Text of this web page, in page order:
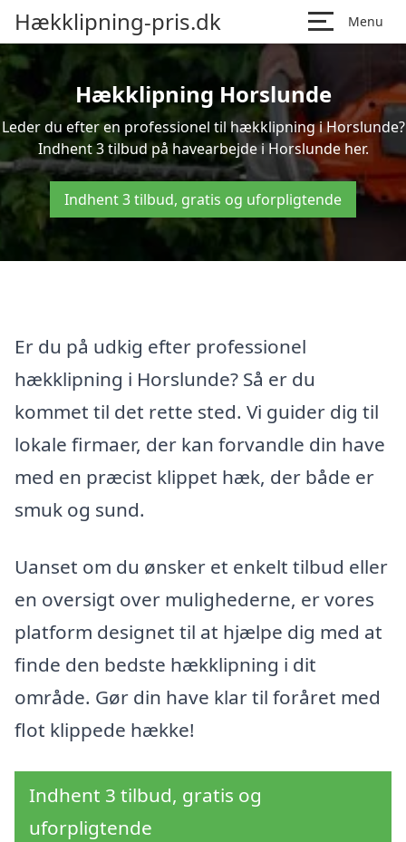
Hækklipning-pris.dk Menu
Hækklipning Horslunde
Leder du efter en professionel til hækklipning i Horslunde?
Indhent 3 tilbud på havearbejde i Horslunde her.
Indhent 3 tilbud, gratis og uforpligtende
Er du på udkig efter professionel
hækklipning i Horslunde? Så er du
kommet til det rette sted. Vi guider dig til
lokale firmaer, der kan forvandle din have
med en præcist klippet hæk, der både er
smuk og sund.
Uanset om du ønsker et enkelt tilbud eller
en oversigt over mulighederne, er vores
platform designet til at hjælpe dig med at
finde den bedste hækklipning i dit
område. Gør din have klar til foråret med
flot klippede hække!
Indhent 3 tilbud, gratis og
uforpligtende